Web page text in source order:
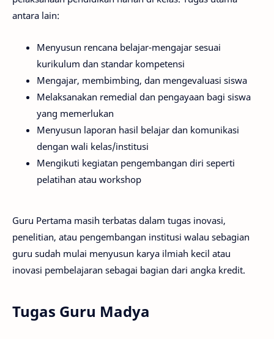
antara lain:
Menyusun rencana belajar-mengajar sesuai
kurikulum dan standar kompetensi
Mengajar, membimbing, dan mengevaluasi siswa
Melaksanakan remedial dan pengayaan bagi siswa
yang memerlukan
Menyusun laporan hasil belajar dan komunikasi
dengan wali kelas/institusi
Mengikuti kegiatan pengembangan diri seperti
pelatihan atau workshop
Guru Pertama masih terbatas dalam tugas inovasi,
penelitian, atau pengembangan institusi walau sebagian
guru sudah mulai menyusun karya ilmiah kecil atau
inovasi pembelajaran sebagai bagian dari angka kredit.
Tugas Guru Madya